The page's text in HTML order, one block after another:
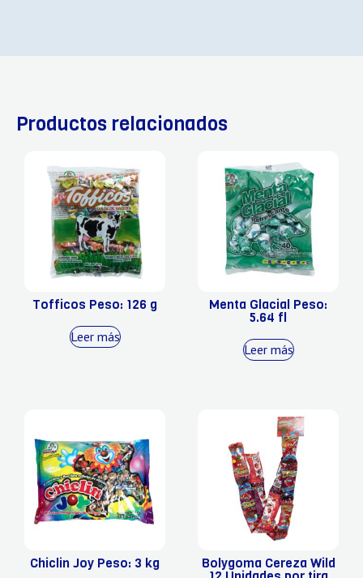
Productos relacionados
Tofficos Peso: 126 g
Leer más
Menta Glacial Peso:
5.64 fl
Leer más
Chiclin Joy Peso: 3 kg Bolygoma Cereza Wild